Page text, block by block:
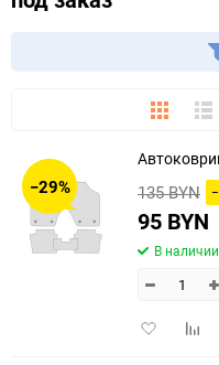
Плитка
−29% 135 BYN
95 BYN
В наличии
Добавить